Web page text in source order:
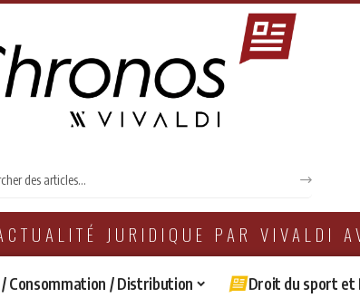
JURIDIQUE PAR VIVALDI
Consommation / Distribution
Droit du sport et